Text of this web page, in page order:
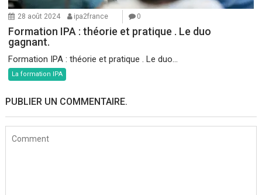
28 août 2024 ipa2france 0
Formation IPA : théorie et pratique . Le duo
gagnant.
Formation IPA : théorie et pratique . Le duo...
La formation IPA
PUBLIER UN COMMENTAIRE.